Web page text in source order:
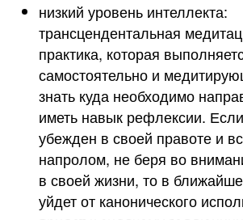
низкий уровень интеллекта:
трансцендентальная
практика, которая
самостоятельно и
знать куда необходимо
иметь навык рефлексии.
убежден в своей правоте и
напролом, не беря во
в своей жизни, то в
уйдет от канонического